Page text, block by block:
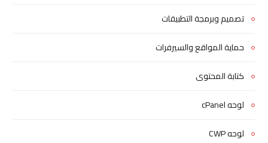
تصميم وبرمجة التطبيقات
حماية المواقع والسيرفرات
كتابة المحتوى
لوحه cPanel
لوحه CWP